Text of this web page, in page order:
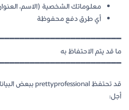
معلوماتك الشخصية (الاسم،
أي طرق دفع محفوظة
ما قد يتم الاحتفاظ به
أجل: